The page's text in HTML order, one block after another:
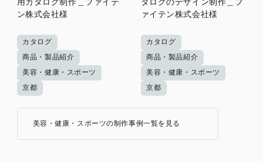
ン株式会社様
カタログ
商品・製品紹介
美容・健康・スポーツ
京都
ァイテン株式会社様
カタログ
商品・製品紹介
美容・健康・スポーツ
京都
美容・健康・スポーツの制作事例一覧を見る